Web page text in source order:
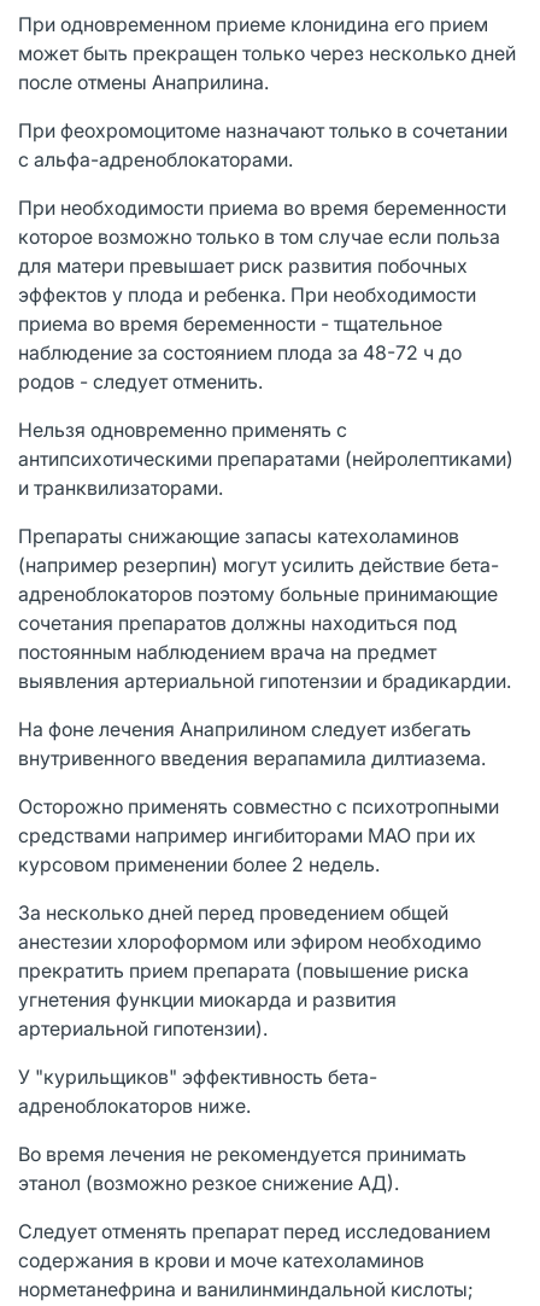
При одновременном приеме клонидина его прием
может быть прекращен только через несколько дней
после отмены Анаприлина.
При феохромоцитоме назначают только в сочетании
с альфа-адреноблокаторами.
При необходимости приема во время беременности
которое возможно только в том случае если польза
для матери превышает риск развития побочных
эффектов у плода и ребенка. При необходимости
приема во время беременности - тщательное
наблюдение за состоянием плода за 48-72 ч до
родов - следует отменить.
Нельзя одновременно применять с
антипсихотическими препаратами (нейролептиками)
и транквилизаторами.
Препараты снижающие запасы катехоламинов
(например резерпин) могут усилить действие бета-
адреноблокаторов поэтому больные принимающие
сочетания препаратов должны находиться под
постоянным наблюдением врача на предмет
выявления артериальной гипотензии и брадикардии.
На фоне лечения Анаприлином следует избегать
внутривенного введения верапамила дилтиазема.
Осторожно применять совместно с психотропными
средствами например ингибиторами МАО при их
курсовом применении более 2 недель.
За несколько дней перед проведением общей
анестезии хлороформом или эфиром необходимо
прекратить прием препарата (повышение риска
угнетения функции миокарда и развития
артериальной гипотензии).
У "курильщиков" эффективность бета-
адреноблокаторов ниже.
Во время лечения не рекомендуется принимать
этанол (возможно резкое снижение АД).
Следует отменять препарат перед исследованием
содержания в крови и моче катехоламинов
норметанефрина и ванилинминдальной кислоты;